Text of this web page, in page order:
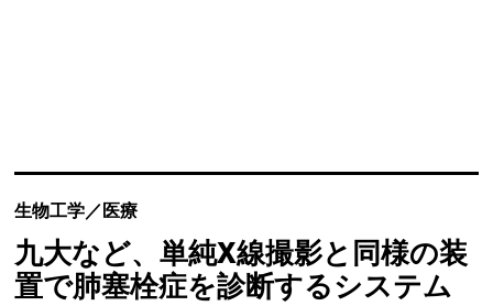
生物工学／医療
九大など、単純X線撮影と同様の装
置で肺塞栓症を診断するシステム